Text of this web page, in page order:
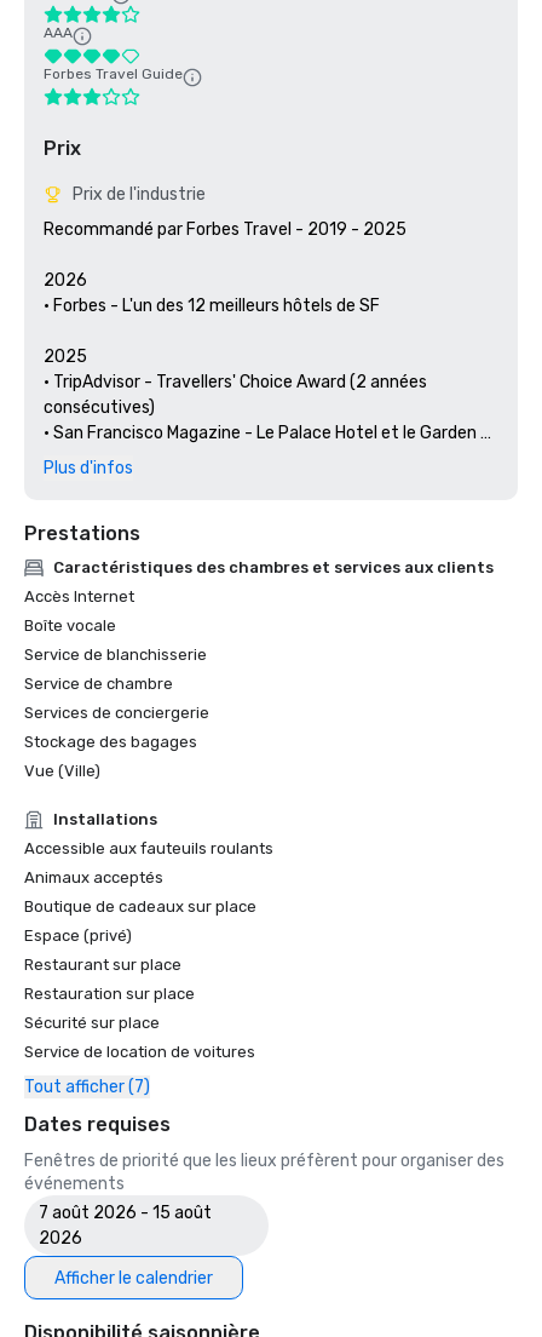
AAA
Forbes Travel Guide
Prix
Prix de l'industrie
Recommandé par Forbes Travel - 2019 - 2025
2026
• Forbes - L'un des 12 meilleurs hôtels de SF
2025
• TripAdvisor - Travellers' Choice Award (2 années
consécutives)
• San Francisco Magazine - Le Palace Hotel et le Garden
Court ont été reconnus comme les meilleurs hôtels pour
Californie au moins une fois dans votre vie
• Thrillist - Les meilleures choses à faire à San Francisco
lumière les arts et la culture de San Francisco
• Haute Living San Francisco - Le Palace Hotel de San
Francisco fête ses 150 ans
2024
• Travel + Leisure - Les meilleurs hôtels de SF - Hôtel avec
• Guide de voyage Forbes : l'un des 15 hôtels proposant
des expériences inoubliables en matière de caviar
Francisco — Les 5 meilleurs hôtels
• OpenTable — L'un des 12 plus beaux restaurants de SF
• Travellers' Choice Awards - Meilleur des meilleurs
• Destination I Do — L'une des 6 meilleures destinations de
mariage LGBTQ+ aux États-Unis (première liste)
• Insidehook — Meilleur bar d'hôtel de SF
• SF Travel — Les hôtels de luxe les mieux notés à SF
2023
• Magazine de voyage et de loisirs - Meilleur hôtel de SF
Plus d'infos
Prestations
Caractéristiques des chambres et services aux clients
Accès Internet
Boîte vocale
Service de blanchisserie
Service de chambre
Services de conciergerie
Stockage des bagages
Vue (Ville)
Installations
Accessible aux fauteuils roulants
Animaux acceptés
Boutique de cadeaux sur place
Espace (privé)
Restaurant sur place
Restauration sur place
Sécurité sur place
Service de location de voitures
Tout afficher (7)
Dates requises
Fenêtres de priorité que les lieux préfèrent pour organiser des
événements
7 août 2026 - 15 août
2026
Afficher le calendrier